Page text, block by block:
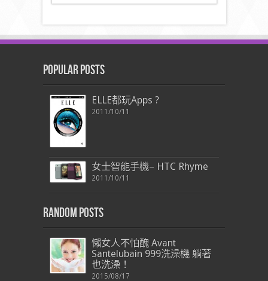
Popular Posts
ELLE都玩Apps ?
2011/10/11
女士智能手機– HTC Rhyme
2011/10/11
Random Posts
懶女人不怕醜 Avant
Santelubain 999洗澡機 躺著
也洗澡！
2015/08/17